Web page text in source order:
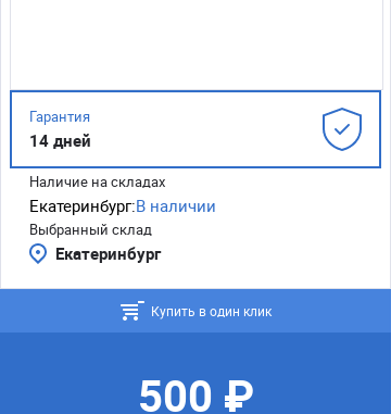
Гарантия
14 дней
Наличие на складах
Екатеринбург:В наличии
Выбранный склад
Екатеринбург
Купить в один клик
500 ₽